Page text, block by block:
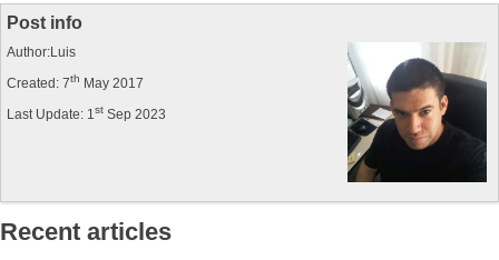
Post info
Author:Luis
Created: 7th May 2017
Last Update: 1st Sep 2023
Recent articles